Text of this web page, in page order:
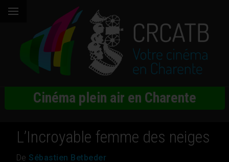
Cinéma plein air en Charente
L’Incroyable femme des neiges
De Sébastien Betbeder